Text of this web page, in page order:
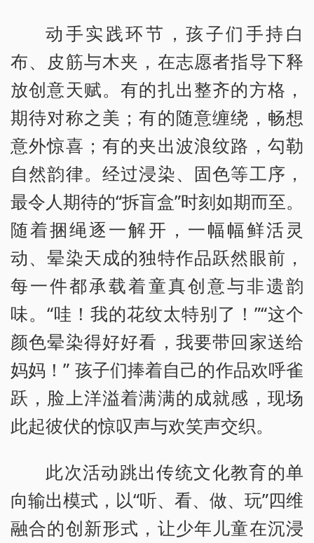
动手实践环节，孩子们手持白
布、皮筋与木夹，在志愿者指导下释
放创意天赋。有的扎出整齐的方格，
期待对称之美；有的随意缠绕，畅想
意外惊喜；有的夹出波浪纹路，勾勒
自然韵律。经过浸染、固色等工序，
最令人期待的“拆盲盒”时刻如期而至。
随着捆绳逐一解开，一幅幅鲜活灵
动、晕染天成的独特作品跃然眼前，
每一件都承载着童真创意与非遗韵
味。“哇！我的花纹太特别了！”“这个
颜色晕染得好好看，我要带回家送给
妈妈！” 孩子们捧着自己的作品欢呼雀
跃，脸上洋溢着满满的成就感，现场
此起彼伏的惊叹声与欢笑声交织。
此次活动跳出传统文化教育的单
向输出模式，以“听、看、做、玩”四维
融合的创新形式，让少年儿童在沉浸